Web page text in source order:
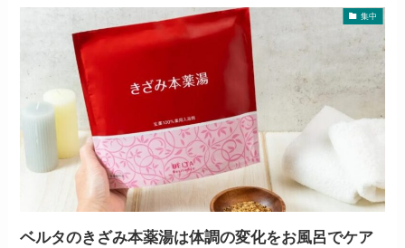
集中
ベルタのきざみ本薬湯は体調の変化をお風呂でケア